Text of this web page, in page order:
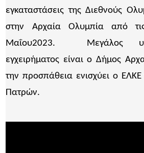
εγκαταστάσεις της Διεθνούς
στην Αρχαία Ολυμπία από
Μαΐου2023. Μεγάλος
εγχειρήματος είναι ο Δήμος
την προσπάθεια ενισχύει ο
Πατρών.